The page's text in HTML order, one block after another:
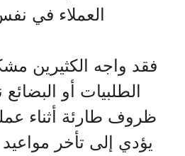
العملاء في نفس
فقد واجه الكثيرين
الطلبيات أو البضائع
ظروف طارئة أثناء
يؤدي إلى تأخر مواعيد